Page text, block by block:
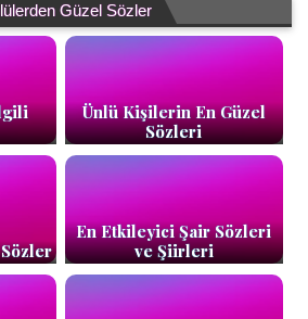
Güzel Sözler
Ünlü Kişilerin En Güzel
Sözleri
En Etkileyici Şair Sözleri
ve Şiirleri